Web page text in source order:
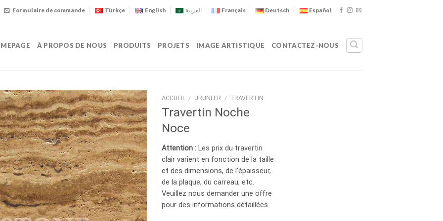
Formulaire de commande Türkçe English العربية Français Deutsch Español
À PROPOS DE NOUS PRODUITS PROJETS IMAGE ARTISTIQUE CONTACTEZ-NOUS
ACCUEIL / ÜRÜNLER / TRAVERTIN
Travertin Noche
Noce
Attention :Les prix du travertin
clair varient en fonction de la taille
et des dimensions, de l’épaisseur,
de la plaque, du carreau, etc.
Veuillez nous demander une offre
pour des informations détaillées